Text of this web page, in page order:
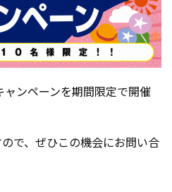
ンペーンを期間限定で開催
で、ぜひこの機会にお問い合